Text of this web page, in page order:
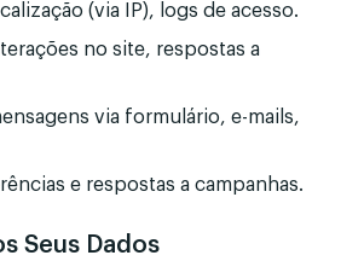
(via IP), logs de acesso.
no site, respostas a
via formulário, e-mails,
e respostas a campanhas.
Seus Dados